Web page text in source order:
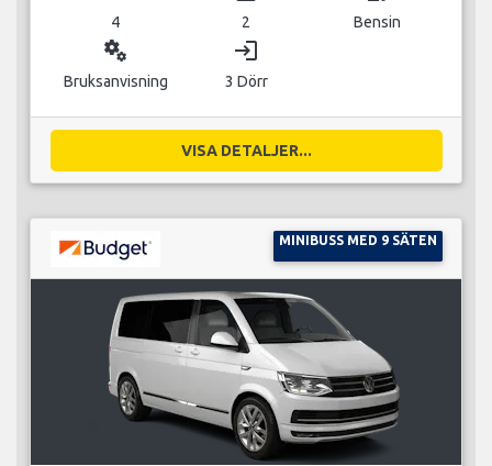
4 2 Bensin
miscellaneous_services
Bruksanvisning
login
3 Dörr
VISA DETALJER...
MINIBUSS MED 9 SÄTEN